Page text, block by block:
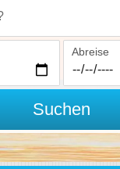
Abreise
Suchen